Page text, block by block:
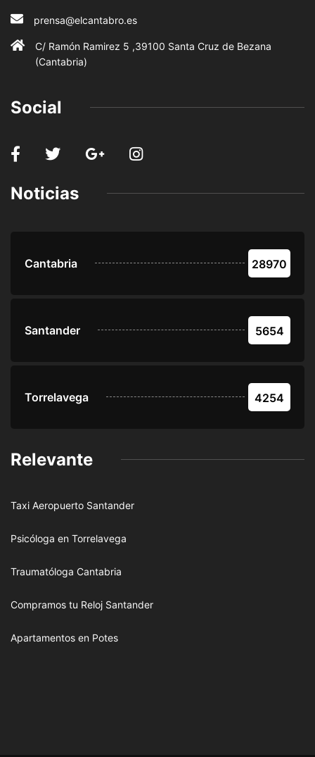
prensa@elcantabro.es
C/ Ramón Ramirez 5 ,39100 Santa Cruz de Bezana
(Cantabria)
Social
Noticias
Cantabria 28970
Santander 5654
Torrelavega 4254
Relevante
Taxi Aeropuerto Santander
Psicóloga en Torrelavega
Traumatóloga Cantabria
Compramos tu Reloj Santander
Apartamentos en Potes